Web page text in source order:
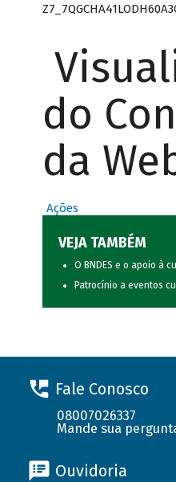
do
da
Ações
VEJA TAMBÉM
O BNDES e o apoio à
Patrocínio a eventos
Fale Conosco
08007026337
Mande sua
Ouvidoria